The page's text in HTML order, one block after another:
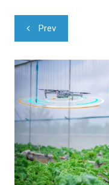
Navegação
de
Post
Prev